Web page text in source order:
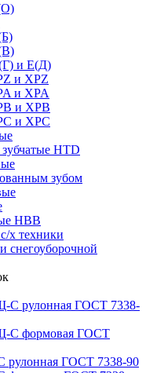
и Е(Д)
и XPZ
и XPA
и XPB
и XPC
HTD
зубом
HBB
х техники
снегоуборочной
С рулонная ГОСТ 7338-
С формовая ГОСТ
рулонная ГОСТ 7338-90